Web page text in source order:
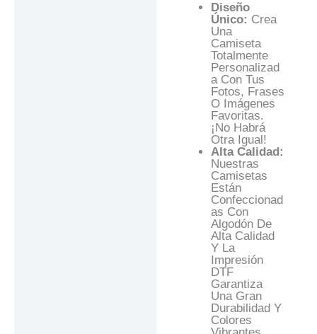
Diseño
Único: Crea
Una
Camiseta
Totalmente
Personalizad
A Con Tus
Fotos, Frases
O Imágenes
Favoritas.
¡No Habrá
Otra Igual!
Alta Calidad:
Nuestras
Camisetas
Están
Confeccionad
As Con
Algodón De
Alta Calidad
Y La
Impresión
DTF
Garantiza
Una Gran
Durabilidad Y
Colores